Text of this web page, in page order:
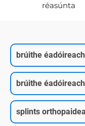
réasúnta
brúithe
brúithe
splints